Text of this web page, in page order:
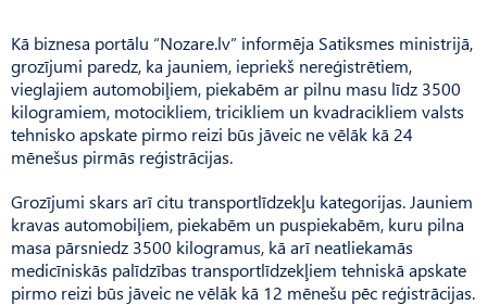
Kā biznesa portālu “Nozare.lv” informēja Satiksmes ministrijā,
grozījumi paredz, ka jauniem, iepriekš nereģistrētiem,
vieglajiem automobiļiem, piekabēm ar pilnu masu līdz 3500
kilogramiem, motocikliem, tricikliem un kvadracikliem valsts
tehnisko apskate pirmo reizi būs jāveic ne vēlāk kā 24
mēnešus pirmās reģistrācijas.
Grozījumi skars arī citu transportlīdzekļu kategorijas. Jauniem
kravas automobiļiem, piekabēm un puspiekabēm, kuru pilna
masa pārsniedz 3500 kilogramus, kā arī neatliekamās
medicīniskās palīdzības transportlīdzekļiem tehniskā apskate
pirmo reizi būs jāveic ne vēlāk kā 12 mēnešu pēc reģistrācijas.